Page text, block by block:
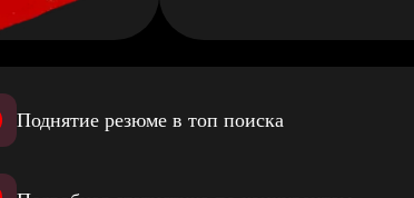
Поднятие резюме в топ поиска